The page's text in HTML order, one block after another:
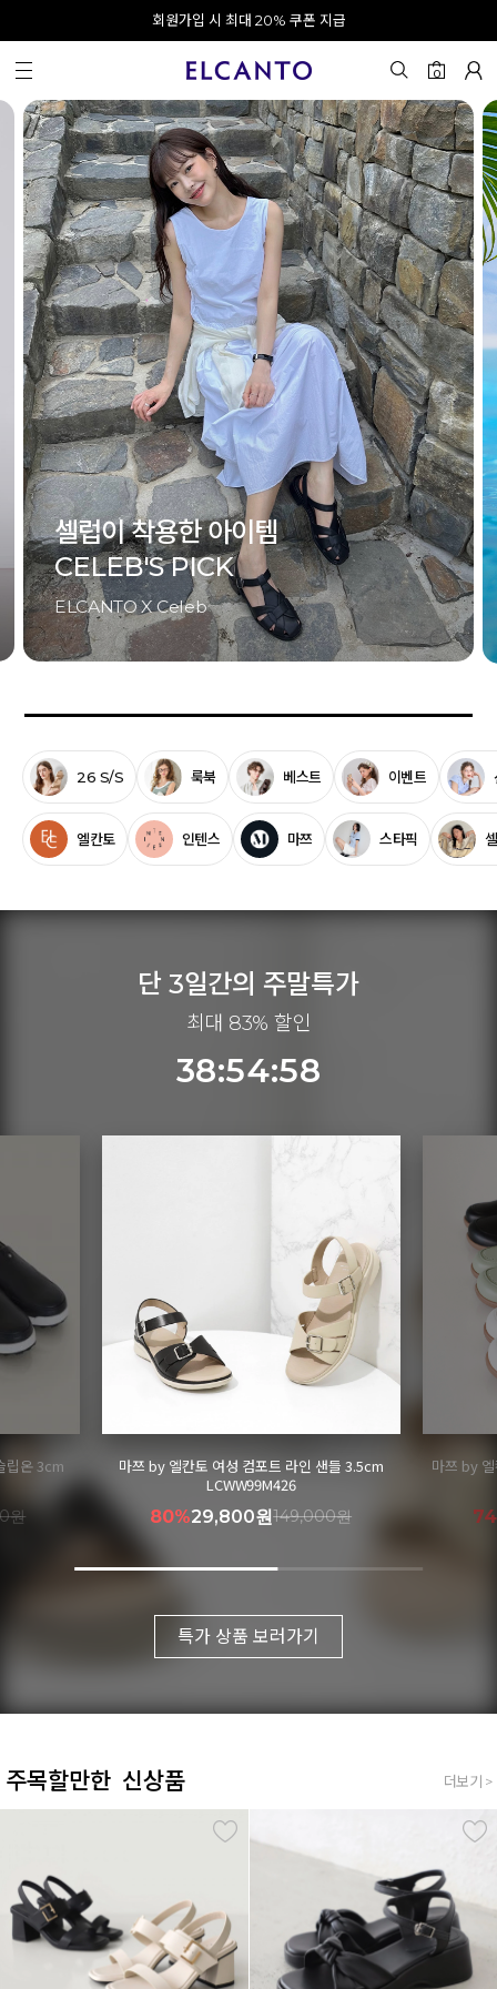
오전 10시 이전 결제 완료 시 오늘 출발!
회원가입 시 최대 20% 쿠폰 지급
카카오 채널 추가 시 10% 쿠폰 증정
0
셀럽이 착용한 아이템
CELEB'S PICK
ELCANTO X Celeb
26 S/S 룩북 베스트 이벤트
엘칸토 인텐스 마쯔 스타픽
단 3일간의 주말특가
최대 83% 할인
38:54:56
들 3.5cm
원
마쯔 by 엘칸토 여성 펀칭디테일 케이지 오픈 슈
즈 2.5cm LCWC93M613
74%41,900원159,000원
마쯔 by
특가 상품 보러가기
주목할만한 신상품 더보기 >